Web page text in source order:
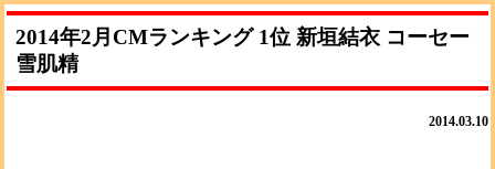
2014年2月CMランキング 1位 新垣結衣 コーセー
雪肌精
2014.03.10